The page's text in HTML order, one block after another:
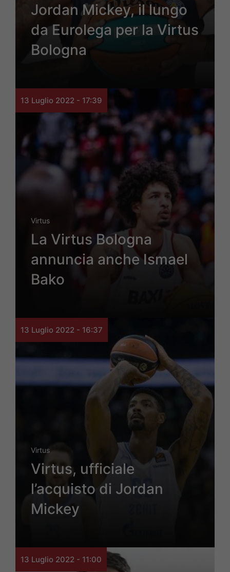
Jordan Mickey, il lungo
da Eurolega per la Virtus
Bologna
13 Luglio 2022 - 17:39
Virtus
La Virtus Bologna
annuncia anche Ismael
Bako
13 Luglio 2022 - 16:37
Virtus
Virtus, ufficiale
l’acquisto di Jordan
Mickey
13 Luglio 2022 - 11:00